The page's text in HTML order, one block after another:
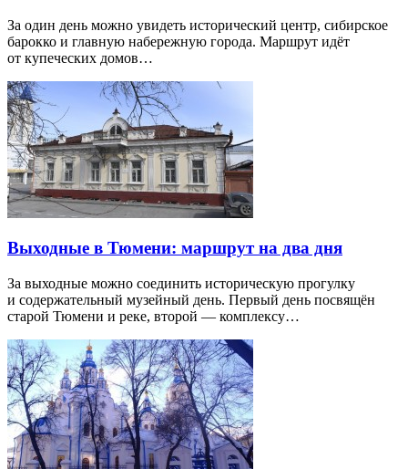
За один день можно увидеть исторический центр, сибирское
барокко и главную набережную города. Маршрут идёт
от купеческих домов…
Выходные в Тюмени: маршрут на два дня
За выходные можно соединить историческую прогулку
и содержательный музейный день. Первый день посвящён
старой Тюмени и реке, второй — комплексу…